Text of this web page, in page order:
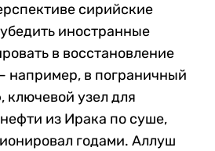
сирийские
иностранные
в восстановление
например, в пограничный
узел для
из Ирака по суше,
годами. Аллуш